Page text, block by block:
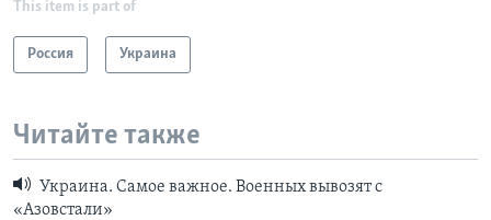
This item is part of
Россия Украина
Читайте также
Украина. Самое важное. Военных вывозят с
«Азовстали»